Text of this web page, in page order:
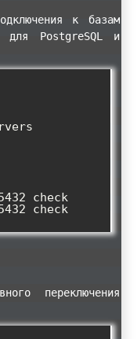
к базам
для PostgreSQL и
переключения